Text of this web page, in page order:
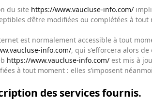
du site https://www.vaucluse-info.com/
d’être modifiées ou complétées à
est normalement accessible à tout
info.com/, qui s’efforcera alors
https://www.vaucluse-info.com/ est mis à
à tout moment : elles s’imposent
des services fournis.